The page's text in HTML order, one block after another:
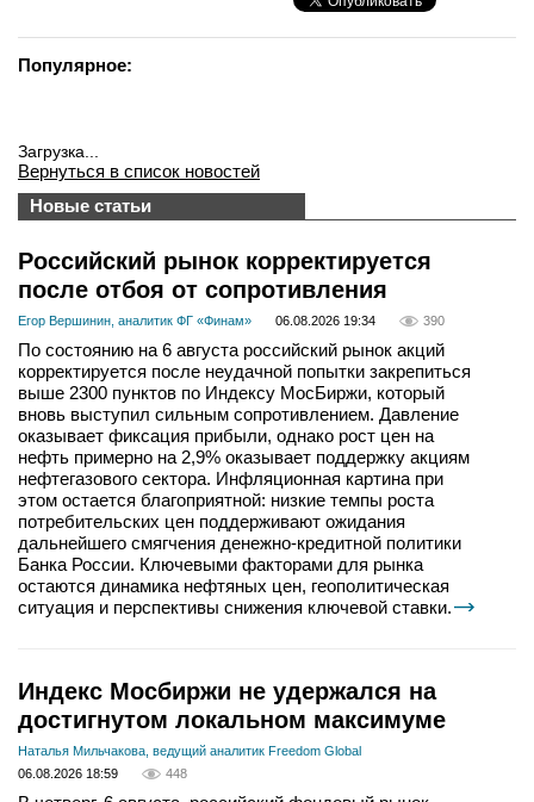
Популярное:
Загрузка...
Вернуться в список новостей
Новые статьи
Российский рынок корректируется
после отбоя от сопротивления
Егор Вершинин, аналитик ФГ «Финам» 06.08.2026 19:34 390
По состоянию на 6 августа российский рынок акций
корректируется после неудачной попытки закрепиться
выше 2300 пунктов по Индексу МосБиржи, который
вновь выступил сильным сопротивлением. Давление
оказывает фиксация прибыли, однако рост цен на
нефть примерно на 2,9% оказывает поддержку акциям
нефтегазового сектора. Инфляционная картина при
этом остается благоприятной: низкие темпы роста
потребительских цен поддерживают ожидания
дальнейшего смягчения денежно-кредитной политики
Банка России. Ключевыми факторами для рынка
остаются динамика нефтяных цен, геополитическая
ситуация и перспективы снижения ключевой ставки.
Индекс Мосбиржи не удержался на
достигнутом локальном максимуме
Наталья Мильчакова, ведущий аналитик Freedom Global
06.08.2026 18:59
448